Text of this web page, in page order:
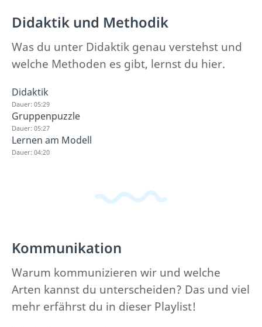
Didaktik und Methodik
Was du unter Didaktik genau verstehst und
welche Methoden es gibt, lernst du hier.
Didaktik
Dauer: 05:29
Gruppenpuzzle
Dauer: 05:27
Lernen am Modell
Dauer: 04:20
Kommunikation
Warum kommunizieren wir und welche
Arten kannst du unterscheiden? Das und viel
mehr erfährst du in dieser Playlist!